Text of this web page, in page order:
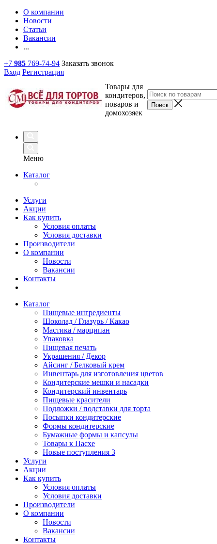
О компании
Новости
Статьи
Вакансии
...
+7 985 769-74-94 Заказать звонок
Вход Регистрация
Товары для
кондитеров,
поваров и
домохозяек
Меню
Каталог
Услуги
Акции
Как купить
Условия оплаты
Условия доставки
Производители
О компании
Новости
Вакансии
Контакты
Каталог
Пищевые ингредиенты
Шоколад / Глазурь / Какао
Мастика / марципан
Упаковка
Пищевая печать
Украшения / Декор
Айсинг / Белковый крем
Инвентарь для изготовления цветов
Кондитерские мешки и насадки
Кондитерский инвентарь
Пищевые красители
Подложки / подставки для торта
Посыпки кондитерские
Формы кондитерские
Бумажные формы и капсулы
Товары к Пасхе
Новые поступления 3
Услуги
Акции
Как купить
Условия оплаты
Условия доставки
Производители
О компании
Новости
Вакансии
Контакты